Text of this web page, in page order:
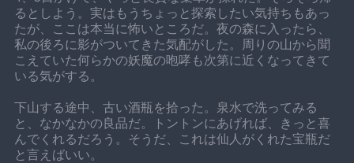
るとしよう。実はもうちょっと探索したい気持ちもあっ
たが、ここは本当に怖いところだ。夜の森に入ったら、
私の後ろに影がついてきた気配がした。周りの山から聞
こえていた何らかの妖魔の咆哮も次第に近くなってきて
いる気がする。
下山する途中、古い酒瓶を拾った。泉水で洗ってみる
と、なかなかの良品だ。トントンにあげれば、きっと喜
んでくれるだろう。そうだ、これは仙人がくれた宝瓶だ
と言えばいい。